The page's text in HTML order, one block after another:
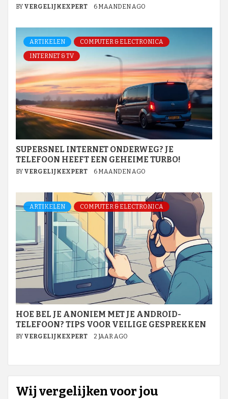
BY VERGELIJKEXPERT 6 MAANDEN AGO
ARTIKELEN
COMPUTER & ELECTRONICA
INTERNET & TV
SUPERSNEL INTERNET ONDERWEG? JE
TELEFOON HEEFT EEN GEHEIME TURBO!
BY VERGELIJKEXPERT 6 MAANDEN AGO
ARTIKELEN COMPUTER & ELECTRONICA
HOE BEL JE ANONIEM MET JE ANDROID-
TELEFOON? TIPS VOOR VEILIGE GESPREKKEN
BY VERGELIJKEXPERT 2 JAAR AGO
Wij vergelijken voor jou